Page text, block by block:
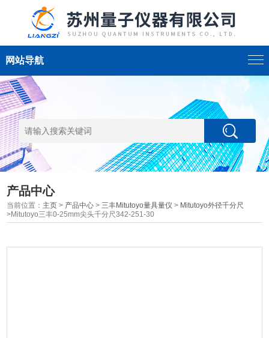
网站导航
产品中心
当前位置： 主页 > 产品中心 >三丰Mitutoyo量具量仪 > Mitutoyo外径千分尺
>Mitutoyo三丰0-25mm尖头千分尺342-251-30